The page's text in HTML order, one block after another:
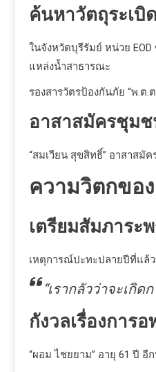
ค้นหาวัตถุระเบิ
ในจังหวัดบุรีรัมย์ หน่วย
แหล่งน้ำสาธารณะ
รองสารวัตรป้องกันภัย “พ.ต.
อาสาสมัครชุม
“สมเวียน สุขสิทธิ์” อาสาสมั
ความวิตกขอ
เตรียมสัมภาระ
เหตุการณ์ปะทะปลายปีที่แล้
“เรากลัวว่าจะเกิ
กังวลเรื่องการ
“ผอม ไชยยาม” อายุ 61 ปี